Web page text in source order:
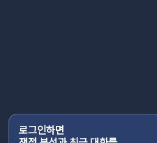
로그인하면